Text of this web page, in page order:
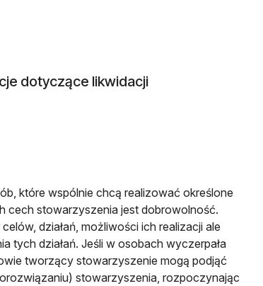
dotyczące likwidacji
które wspólnie chcą realizować określone
cech stowarzyszenia jest dobrowolność.
działań, możliwości ich realizacji ale
tych działań. Jeśli w osobach wyczerpała
tworzący stowarzyszenie mogą podjąć
stowarzyszenia, rozpoczynając